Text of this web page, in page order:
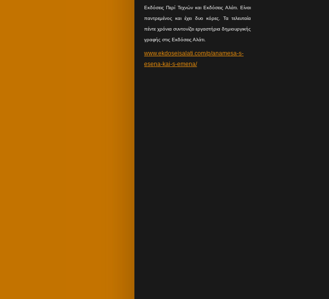
Εκδόσεις Περί Τεχνών και Εκδόσεις Αλάτι. Είναι
παντρεμένος και έχει δυο κόρες. Τα τελευταία
πέντε χρόνια συντονίζει εργαστήρια δημιουργικής
γραφής στις Εκδόσεις Αλάτι.
www.ekdoseisalati.com/p/anamesa-s-
esena-kai-s-emena/